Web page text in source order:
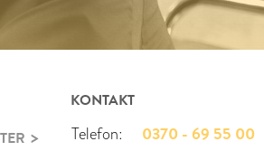
KONTAKT
Telefon: 0370 - 69 55 00